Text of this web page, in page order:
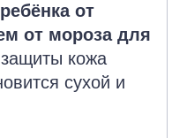
от
от мороза для
кожа
сухой и